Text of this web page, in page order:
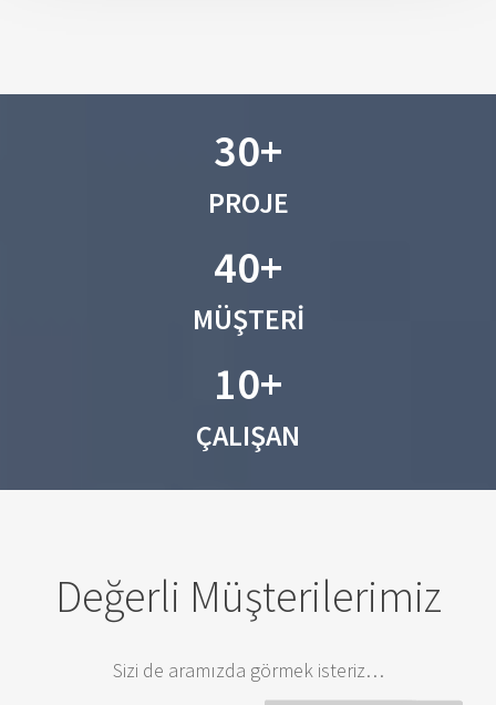
30+
PROJE
40+
MÜŞTERİ
10+
ÇALIŞAN
Değerli Müşterilerimiz
Sizi de aramızda görmek isteriz…